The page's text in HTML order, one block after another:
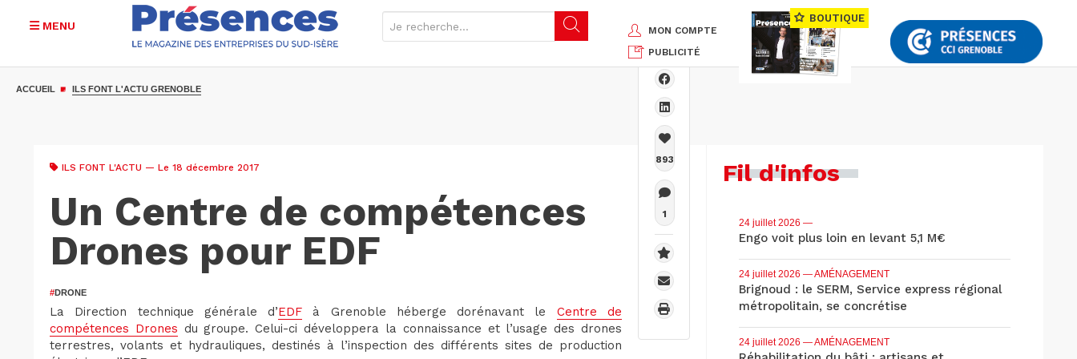
MENU
MON COMPTE
PUBLICITÉ
BOUTIQUE
ACCUEIL ILS FONT L'ACTU GRENOBLE
ILS FONT L'ACTU — Le 18 décembre 2017
Un Centre de compétences
Drones pour EDF
#DRONE
La Direction technique générale d’EDF à Grenoble héberge dorénavant le Centre de
compétences Drones du groupe. Celui-ci développera la connaissance et l’usage des drones
terrestres, volants et hydrauliques, destinés à l’inspection des différents sites de production
893
1
Fil d'infos
24 juillet 2026 —
Engo voit plus loin en levant 5,1 M€
24 juillet 2026 — AMÉNAGEMENT
Brignoud : le SERM, Service express régional
métropolitain, se concrétise
24 juillet 2026 — AMÉNAGEMENT